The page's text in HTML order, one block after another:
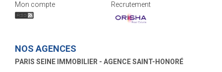
Mon compte
Recrutement
NOS AGENCES
PARIS SEINE IMMOBILIER - AGENCE SAINT-HONORÉ